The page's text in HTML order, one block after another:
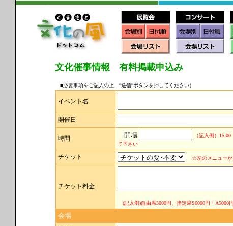
文化催事情報 有料掲載申込み
■必要事項をご記入の上、”送信”ボタンを押してください）
イベント名
開催日
時間 開場 （記入例）15:00
て下さい
チケット ☆左のメニュー
チケット料金
(記入例)自由席3000円、指定席S6000円・A5000
会場